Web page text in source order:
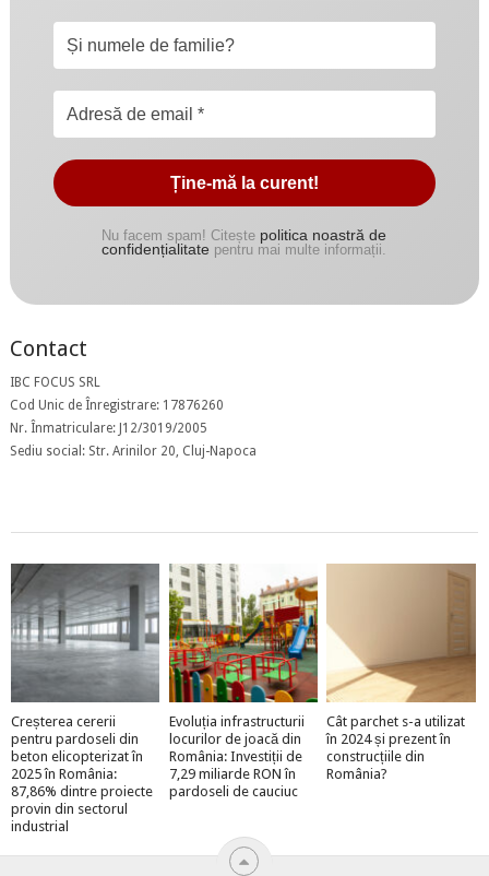
Nu facem spam! Citește politica noastră de
confidențialitate pentru mai multe informații.
Contact
IBC FOCUS SRL
Cod Unic de Înregistrare: 17876260
Nr. Înmatriculare: J12/3019/2005
Sediu social: Str. Arinilor 20, Cluj-Napoca
Creșterea cererii
pentru pardoseli din
beton elicopterizat în
2025 în România:
87,86% dintre proiecte
provin din sectorul
industrial
Evoluția infrastructurii
locurilor de joacă din
România: Investiții de
7,29 miliarde RON în
pardoseli de cauciuc
Cât parchet s-a utilizat
în 2024 și prezent în
construcțiile din
România?